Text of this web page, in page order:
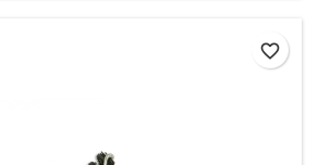
favorite_border